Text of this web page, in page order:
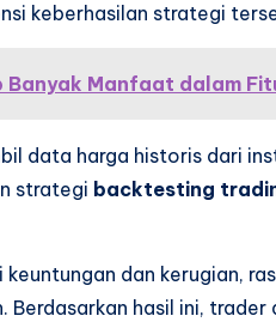
keberhasilan strategi
Banyak Manfaat dalam
data harga historis dari
strategi backtesting
dan kerugian,
Berdasarkan hasil ini,